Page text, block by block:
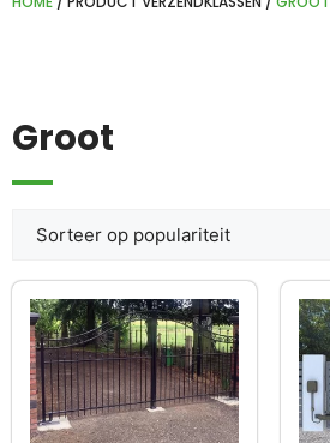
Groot